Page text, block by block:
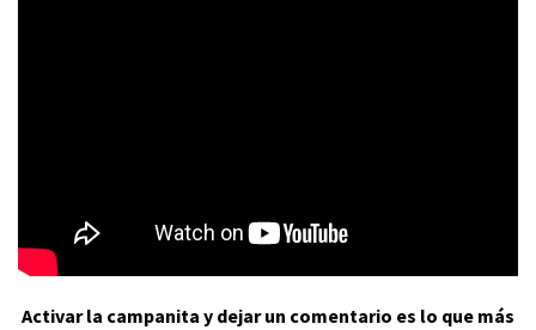
Activar la campanita y dejar un comentario es lo que más